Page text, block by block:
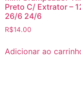
Preto C/ Extrator –
26/6 24/6
R$14.00
Adicionar ao